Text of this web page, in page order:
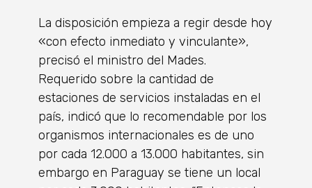
La disposición empieza a regir desde hoy
«con efecto inmediato y vinculante»,
precisó el ministro del Mades.
Requerido sobre la cantidad de
estaciones de servicios instaladas en el
país, indicó que lo recomendable por los
organismos internacionales es de uno
por cada 12.000 a 13.000 habitantes, sin
embargo en Paraguay se tiene un local